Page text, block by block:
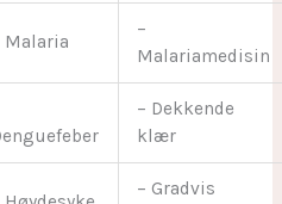
Malaria
–
Malariamedisin
– Dekkende
klær
– Gradvis